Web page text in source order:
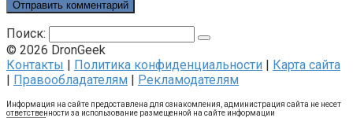
Поиск:
© 2026 DronGeek
Контакты | Политика конфиденциальности | Карта сайта
| Правообладателям | Рекламодателям
Информация на сайте предоставлена для ознакомления, администрация сайта не несет
ответственности за использование размещенной на сайте информации